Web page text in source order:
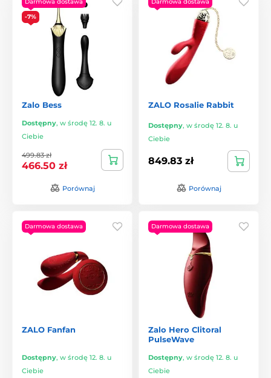
-7%
Zalo Bess
Dostępny, w środę 12. 8. u
Ciebie
499.83 zł
466.50 zł
Porównaj
ZALO Rosalie Rabbit
Dostępny, w środę 12. 8. u
Ciebie
849.83 zł
Porównaj
Darmowa dostawa
ZALO Fanfan
Dostępny, w środę 12. 8. u
Ciebie
Darmowa dostawa
Zalo Hero Clitoral
PulseWave
Dostępny, w środę 12. 8. u
Ciebie